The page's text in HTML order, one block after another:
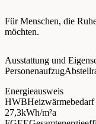
Für Menschen, die
möchten.
Ausstattung und
Personenaufzug
Energieausweis
HWBHeizwärmebedarf
27,3kWh/m²a